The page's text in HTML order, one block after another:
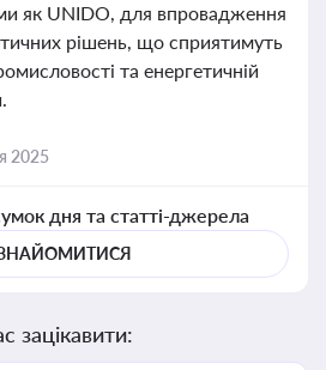
як UNIDO, для впровадження
рішень, що сприятимуть
та енергетичній
2025
дня та статті-джерела
зацікавити: